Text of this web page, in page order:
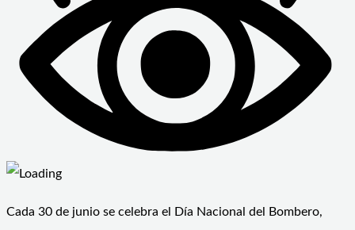
Cada 30 de junio se celebra el Día Nacional del Bombero,